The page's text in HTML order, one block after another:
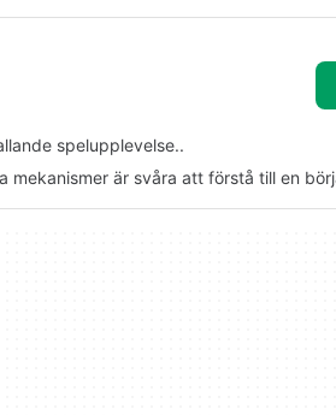
spelupplevelse..
mekanismer är svåra att förstå till en